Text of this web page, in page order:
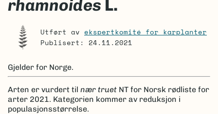
rhamnoides L.
Utført av ekspertkomité for karplanter
Publisert: 24.11.2021
Gjelder for Norge.
Arten er vurdert til nær truet NT for Norsk rødliste for
arter 2021. Kategorien kommer av reduksjon i
populasjonsstørrelse.